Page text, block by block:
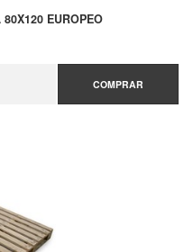
EUROPEO
COMPRAR